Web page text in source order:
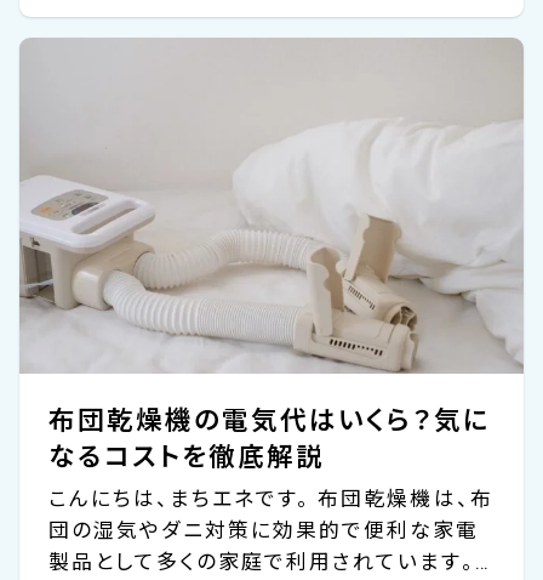
円ほどかかると言われています。 このコラム
では、ウォーターサーバーの1か月あたりの電
気代の目安と計算方法や、他の家電製品との
比較、季節による変動などを分かりやすく紹
介します。さ...
布団乾燥機の電気代はいくら？気に
なるコストを徹底解説
こんにちは、まちエネです。 布団乾燥機は、布
団の湿気やダニ対策に効果的で便利な家電
製品として多くの家庭で利用されています。し